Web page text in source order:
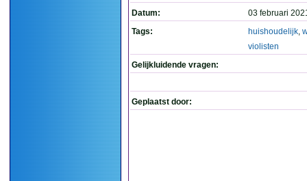
Datum:
03 februari
Tags:
huishoudelijk,
violisten
Gelijkluidende vragen:
Geplaatst door: